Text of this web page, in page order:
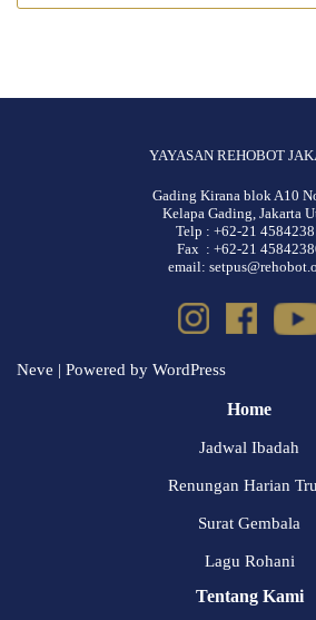
YAYASAN REHOBOT
Gading Kirana blok A10
Kelapa Gading, Jakarta
Telp : +62-21
Fax : +62-21
email:
Neve | Powered by WordPress
Home
Jadwal Ibadah
Renungan Harian
Surat Gembala
Lagu Rohani
Tentang Kami